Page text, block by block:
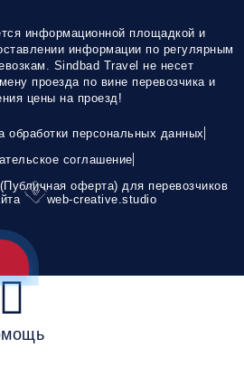
информационной площадкой и
информации по регулярным
Sindbad Travel не несет
проезда по вине перевозчика и
цены на проезд!
обработки персональных данных
соглашение
оферта) для перевозчиков
web-creative.studio